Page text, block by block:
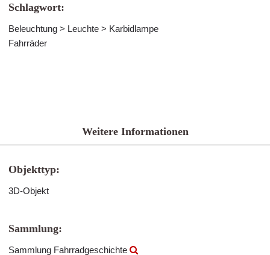
Schlagwort:
Beleuchtung > Leuchte > Karbidlampe
Fahrräder
Weitere Informationen
Objekttyp:
3D-Objekt
Sammlung:
Sammlung Fahrradgeschichte